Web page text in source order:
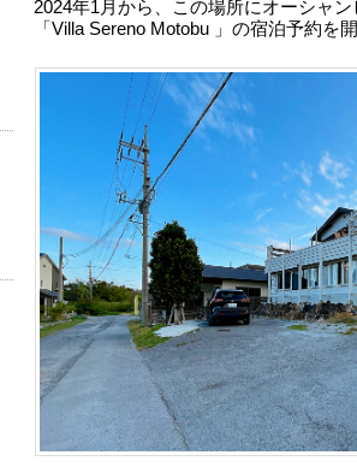
2024年1月から、この場所にオーシャ
「Villa Sereno Motobu 」の宿泊予約を開